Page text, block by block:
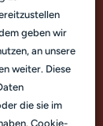
geben wir
an unsere
weiter. Diese
die sie im
Cookie-